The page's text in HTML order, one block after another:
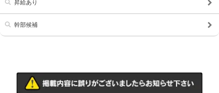
昇給あり
幹部候補